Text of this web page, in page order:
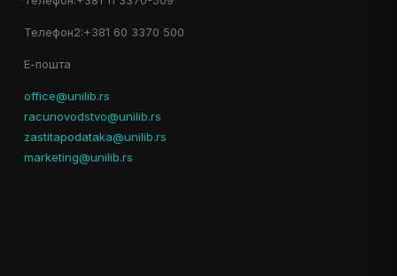
Телефон2:+381 60 3370 500
Е-пошта
office@unilib.rs
racunovodstvo@unilib.rs
zastitapodataka@unilib.rs
marketing@unilib.rs